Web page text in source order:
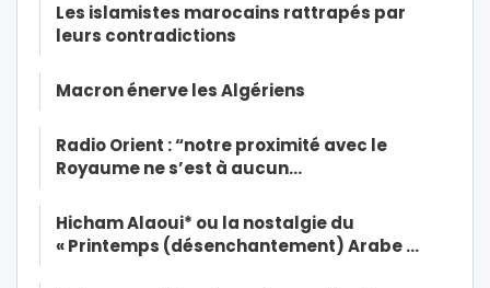
Les islamistes marocains rattrapés par
leurs contradictions
Macron énerve les Algériens
Radio Orient : “notre proximité avec le
Royaume ne s’est à aucun…
Hicham Alaoui* ou la nostalgie du
« Printemps (désenchantement) Arabe …